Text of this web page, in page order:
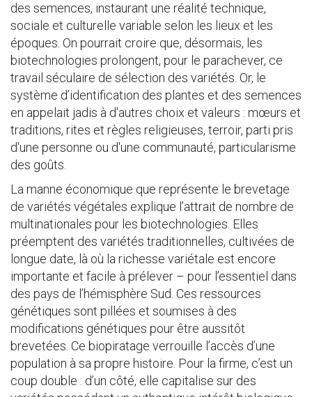
des semences, instaurant une réalité technique,
sociale et culturelle variable selon les lieux et les
époques. On pourrait croire que, désormais, les
biotechnologies prolongent, pour le parachever, ce
travail séculaire de sélection des variétés. Or, le
système d’identification des plantes et des semences
en appelait jadis à d'autres choix et valeurs : mœurs et
traditions, rites et règles religieuses, terroir, parti pris
d'une personne ou d'une communauté, particularisme
des goûts.
La manne économique que représente le brevetage
de variétés végétales explique l’attrait de nombre de
multinationales pour les biotechnologies. Elles
préemptent des variétés traditionnelles, cultivées de
longue date, là où la richesse variétale est encore
importante et facile à prélever – pour l’essentiel dans
des pays de l’hémisphère Sud. Ces ressources
génétiques sont pillées et soumises à des
modifications génétiques pour être aussitôt
brevetées. Ce biopiratage verrouille l’accès d’une
population à sa propre histoire. Pour la firme, c’est un
coup double : d’un côté, elle capitalise sur des